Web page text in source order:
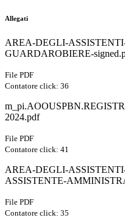
Allegati
AREA-DEGLI-
GUARDAROBIERE-
File PDF
Contatore click: 36
2024.pdf
File PDF
Contatore click: 41
AREA-DEGLI-
ASSISTENTE-
File PDF
Contatore click: 35